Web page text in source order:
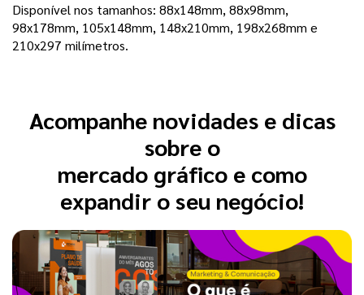
Disponível nos tamanhos: 88x148mm, 88x98mm,
98x178mm, 105x148mm, 148x210mm, 198x268mm e
210x297 milímetros.
Acompanhe novidades e dicas
sobre o
mercado gráfico e como
expandir o seu negócio!